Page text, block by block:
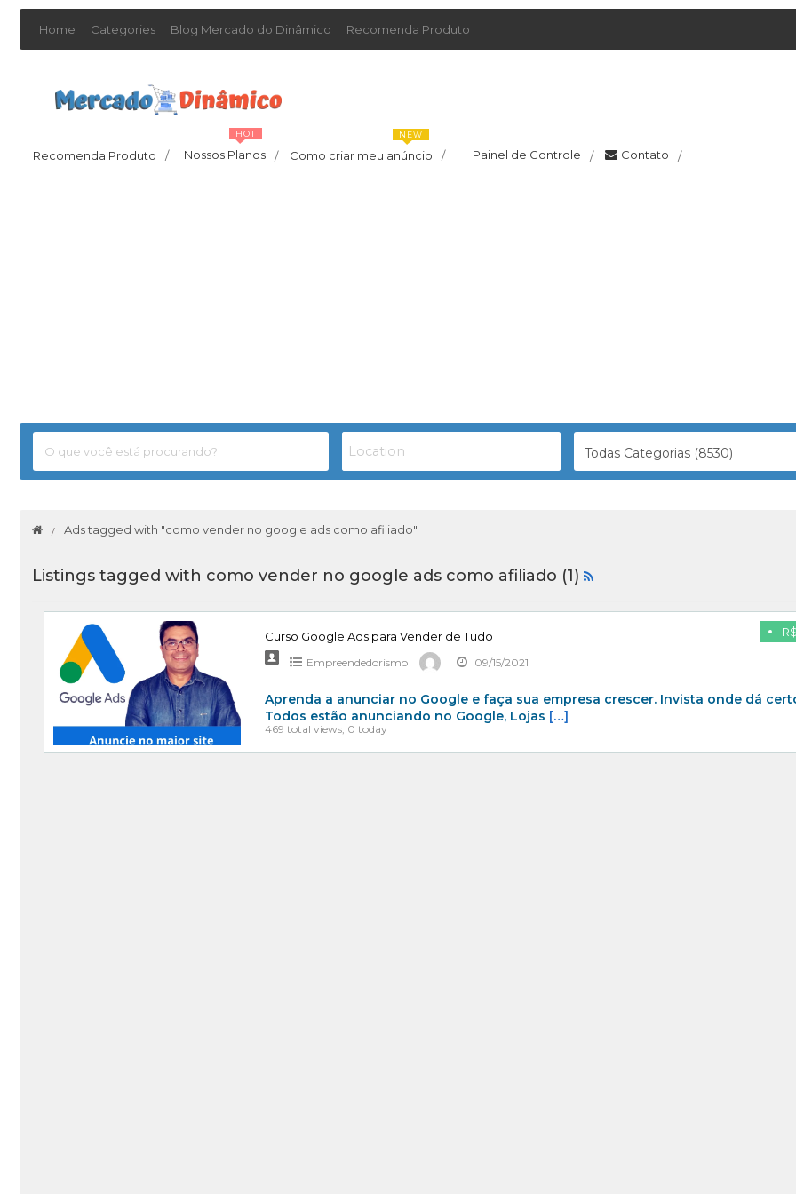
Home Categories Blog Mercado do Dinâmico Recomenda Produto
Recomenda Produto / Nossos Planos /
HOT
Como criar meu anúncio /
NEW
Painel de Controle / Contato /
Todas Categorias (8530)
Ads tagged with "como vender no google ads como afiliado"
Listings tagged with como vender no google ads como afiliado (1)
Curso Google Ads para Vender de Tudo
Empreendedorismo 09/15/2021
Aprenda a anunciar no Google e faça sua empresa crescer. Invista onde dá
Todos estão anunciando no Google, Lojas […]
469 total views, 0 today